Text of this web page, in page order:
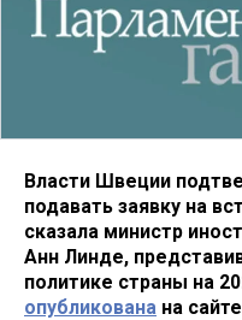
Власти Швеции
подавать заявку на
сказала министр
Анн Линде,
политике страны на
опубликована на